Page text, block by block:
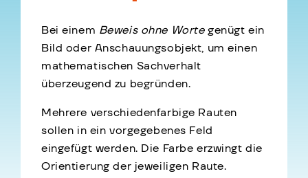
Bei einem Beweis ohne Wortegenügt ein
Bild oder Anschauungsobjekt, um einen
mathematischen Sachverhalt
überzeugend zu begründen.
Mehrere verschiedenfarbige Rauten
sollen in ein vorgegebenes Feld
eingefügt werden. Die Farbe erzwingt die
Orientierung der jeweiligen Raute.